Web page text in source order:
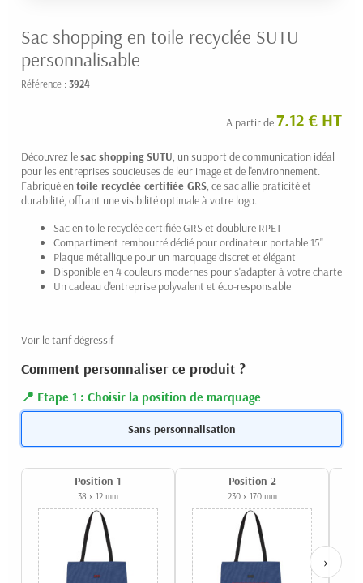
Sac shopping en toile recyclée SUTU
personnalisable
Référence : 3924
A partir de7.12 € HT
Découvrez lesac shopping SUTU , un support de communication idéal
pour les entreprises soucieuses de leur image et de l'environnement.
Fabriqué entoile recyclée certifiée GRS , ce sac allie praticité et
durabilité, offrant une visibilité optimale à votre logo.
Sac en toile recyclée certifiée GRS et doublure RPET
Compartiment rembourré dédié pour ordinateur portable 15"
Plaque métallique pour un marquage discret et élégant
Disponible en 4 couleurs modernes pour s'adapter à votre charte
Un cadeau d'entreprise polyvalent et éco-responsable
Voir le tarif dégressif
Comment personnaliser ce produit ?
Etape 1 : Choisir la position de marquage
Sans personnalisation
Position 1
38 x 12 mm
Position 2
230 x 170 mm
›